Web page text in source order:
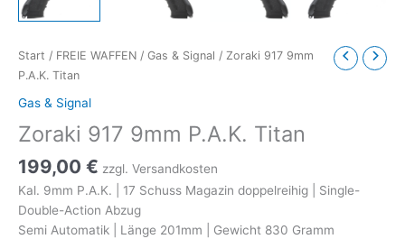
Start / FREIE WAFFEN / Gas & Signal / Zoraki 917 9mm
P.A.K. Titan
Gas & Signal
Zoraki 917 9mm P.A.K. Titan
199,00 € zzgl. Versandkosten
Kal. 9mm P.A.K. | 17 Schuss Magazin doppelreihig | Single-
Double-Action Abzug
Semi Automatik | Länge 201mm | Gewicht 830 Gramm